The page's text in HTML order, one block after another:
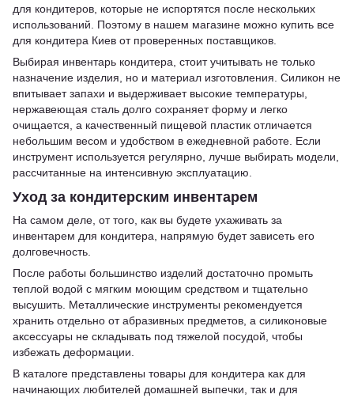
для кондитеров, которые не испортятся после нескольких
использований. Поэтому в нашем магазине можно купить все
для кондитера Киев от проверенных поставщиков.
Выбирая инвентарь кондитера, стоит учитывать не только
назначение изделия, но и материал изготовления. Силикон не
впитывает запахи и выдерживает высокие температуры,
нержавеющая сталь долго сохраняет форму и легко
очищается, а качественный пищевой пластик отличается
небольшим весом и удобством в ежедневной работе. Если
инструмент используется регулярно, лучше выбирать модели,
рассчитанные на интенсивную эксплуатацию.
Уход за кондитерским инвентарем
На самом деле, от того, как вы будете ухаживать за
инвентарем для кондитера, напрямую будет зависеть его
долговечность.
После работы большинство изделий достаточно промыть
теплой водой с мягким моющим средством и тщательно
высушить. Металлические инструменты рекомендуется
хранить отдельно от абразивных предметов, а силиконовые
аксессуары не складывать под тяжелой посудой, чтобы
избежать деформации.
В каталоге представлены товары для кондитера как для
начинающих любителей домашней выпечки, так и для